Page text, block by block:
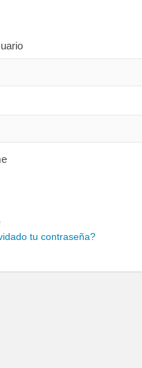
tu contraseña?